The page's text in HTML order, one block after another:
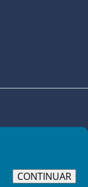
CONTINUAR